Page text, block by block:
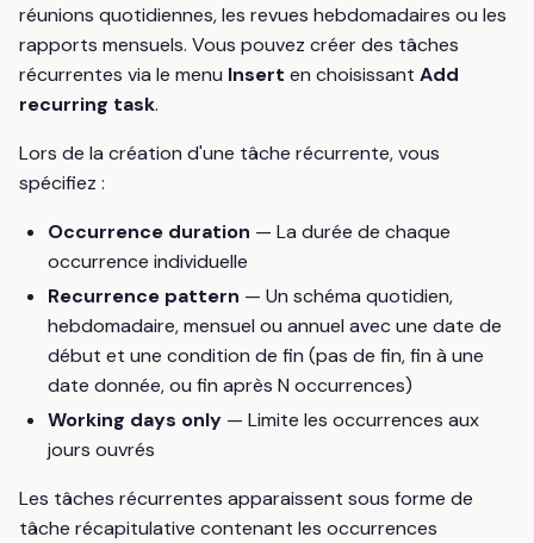
réunions quotidiennes, les revues hebdomadaires ou les
rapports mensuels. Vous pouvez créer des tâches
récurrentes via le menu Insert en choisissant Add
recurring task.
Lors de la création d'une tâche récurrente, vous
spécifiez :
Occurrence duration — La durée de chaque
occurrence individuelle
Recurrence pattern — Un schéma quotidien,
hebdomadaire, mensuel ou annuel avec une date de
début et une condition de fin (pas de fin, fin à une
date donnée, ou fin après N occurrences)
Working days only — Limite les occurrences aux
jours ouvrés
Les tâches récurrentes apparaissent sous forme de
tâche récapitulative contenant les occurrences